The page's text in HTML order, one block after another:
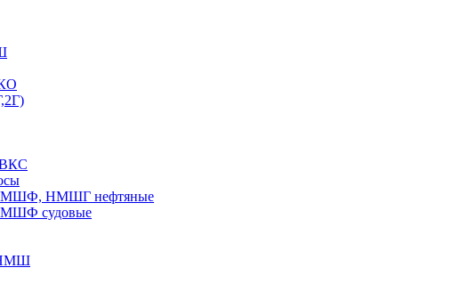
НМШГ нефтяные
судовые